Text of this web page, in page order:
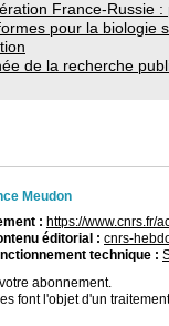
France-Russie
pour la biologie
de la recherche
Meudon
: https://www.cnrs.fr/
éditorial : cnrs-
technique :
abonnement.
font l'objet d'un